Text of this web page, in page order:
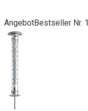
AngebotBestseller Nr. 1